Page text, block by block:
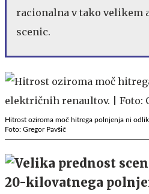
racionalna v tako velikem
scenic.
Hitrost oziroma moč hitrega polnjenja ni
Foto: Gregor Pavšič